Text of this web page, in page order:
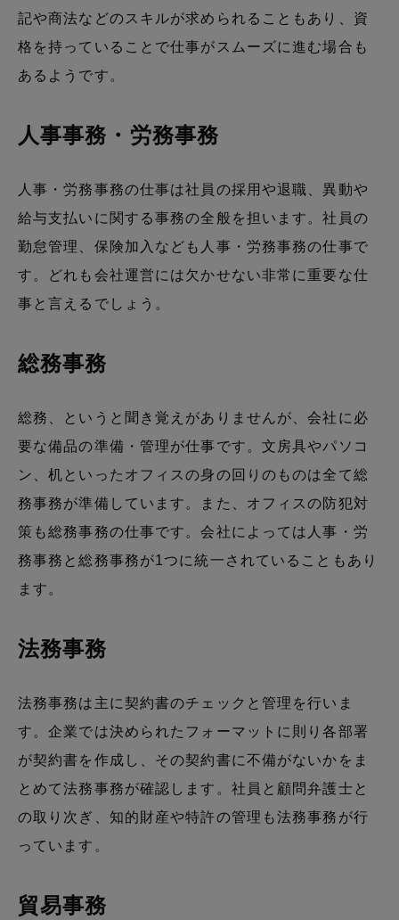
記や商法などのスキルが求められることもあり、資
格を持っていることで仕事がスムーズに進む場合も
あるようです。
人事事務・労務事務
人事・労務事務の仕事は社員の採用や退職、異動や
給与支払いに関する事務の全般を担います。社員の
勤怠管理、保険加入なども人事・労務事務の仕事で
す。どれも会社運営には欠かせない非常に重要な仕
事と言えるでしょう。
総務事務
総務、というと聞き覚えがありませんが、会社に必
要な備品の準備・管理が仕事です。文房具やパソコ
ン、机といったオフィスの身の回りのものは全て総
務事務が準備しています。また、オフィスの防犯対
策も総務事務の仕事です。会社によっては人事・労
務事務と総務事務が1つに統一されていることもあり
ます。
法務事務
法務事務は主に契約書のチェックと管理を行いま
す。企業では決められたフォーマットに則り各部署
が契約書を作成し、その契約書に不備がないかをま
とめて法務事務が確認します。社員と顧問弁護士と
の取り次ぎ、知的財産や特許の管理も法務事務が行
っています。
貿易事務